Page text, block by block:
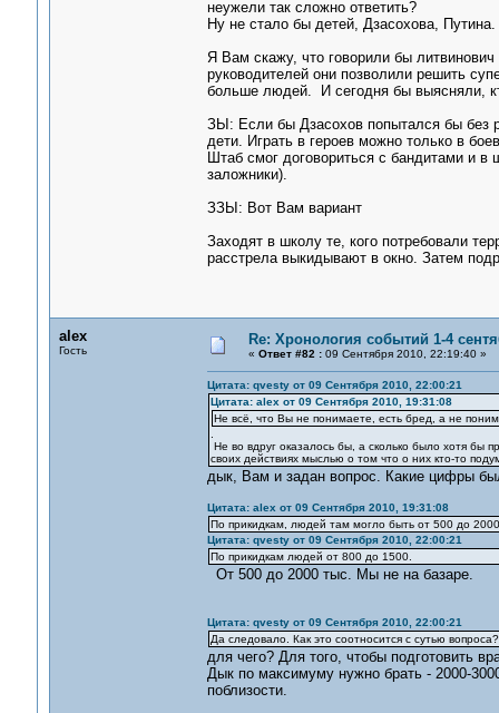
неужели так сложно ответить?
Ну не стало бы детей, Дзасохова,
Я Вам скажу, что говорили бы
руководителей они позволили решить
больше людей. И сегодня бы выясняли,
ЗЫ: Если бы Дзасохов попытался бы без
дети. Играть в героев можно только в
Штаб смог договориться с бандитами и в
заложники).
ЗЗЫ: Вот Вам вариант
Заходят в школу те, кого потребовали
расстрела выкидывают в окно. Затем
alex
Гость
Re: Хронология событий 1-4
« Ответ #82 :09 Сентября 2010, 22:19:40 »
Цитата: qvesty от 09 Сентября 2010, 22:00:21
Цитата: alex от 09 Сентября 2010, 19:31:08
Не всё, что Вы не понимаете, есть бред, а не
Не во вдруг оказалось бы, а сколько было хотя
своих действиях мыслью о том что о них кто-то
дык, Вам и задан вопрос. Какие цифры
Цитата: alex от 09 Сентября 2010, 19:31:08
По прикидкам, людей там могло быть от 500 до
Цитата: qvesty от 09 Сентября 2010, 22:00:21
По прикидкам людей от 800 до 1500.
От 500 до 2000 тыс. Мы не на базаре.
Цитата: qvesty от 09 Сентября 2010, 22:00:21
Да следовало. Как это соотносится с сутью
для чего? Для того, чтобы подготовить
Дык по максимуму нужно брать - 2000-
поблизости.